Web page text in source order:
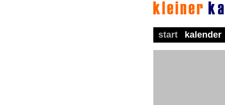
start kalender